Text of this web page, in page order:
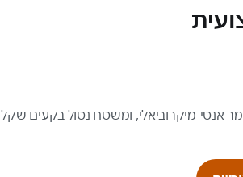
אנטי-מיקרוביאלי, ומשטח נטול בקעים שקל